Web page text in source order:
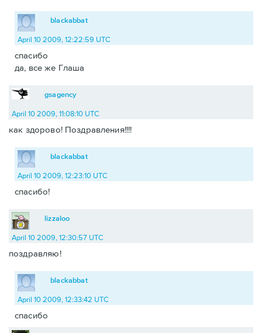
blackabbat
April 10 2009, 12:22:59 UTC
спасибо
да, все же Глаша
gsagency
April 10 2009, 11:08:10 UTC
как здорово! Поздравления!!!!
blackabbat
April 10 2009, 12:23:10 UTC
спасибо!
lizzaloo
April 10 2009, 12:30:57 UTC
поздравляю!
blackabbat
April 10 2009, 12:33:42 UTC
спасибо